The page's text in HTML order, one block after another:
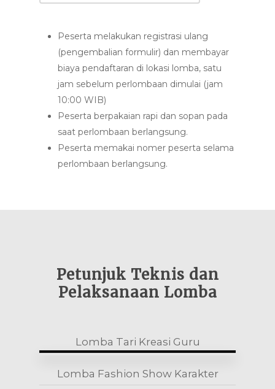
Peserta melakukan registrasi ulang
(pengembalian formulir) dan membayar
biaya pendaftaran di lokasi lomba, satu
jam sebelum perlombaan dimulai (jam
10:00 WIB)
Peserta berpakaian rapi dan sopan pada
saat perlombaan berlangsung.
Peserta memakai nomer peserta selama
perlombaan berlangsung.
Petunjuk Teknis dan
Pelaksanaan Lomba
Lomba Tari Kreasi Guru
Lomba Fashion Show Karakter